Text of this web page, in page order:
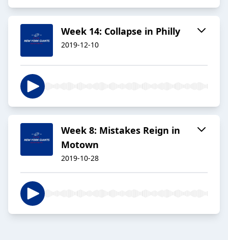
Week 14: Collapse in Philly
2019-12-10
Week 8: Mistakes Reign in
Motown
2019-10-28